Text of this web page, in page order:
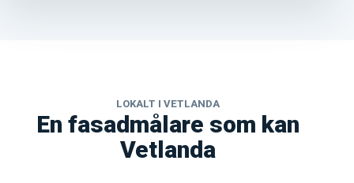
LOKALT I VETLANDA
En fasadmålare som kan
Vetlanda